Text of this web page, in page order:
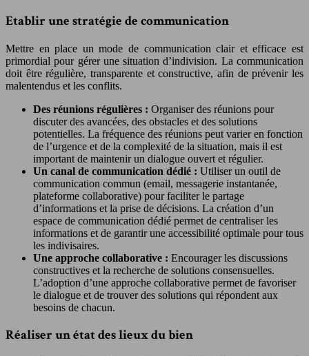
Etablir une stratégie de communication
Mettre en place un mode de communication clair et efficace est
primordial pour gérer une situation d’indivision. La communication
doit être régulière, transparente et constructive, afin de prévenir les
malentendus et les conflits.
Des réunions régulières : Organiser des réunions pour
discuter des avancées, des obstacles et des solutions
potentielles. La fréquence des réunions peut varier en fonction
de l’urgence et de la complexité de la situation, mais il est
important de maintenir un dialogue ouvert et régulier.
Un canal de communication dédié : Utiliser un outil de
communication commun (email, messagerie instantanée,
plateforme collaborative) pour faciliter le partage
d’informations et la prise de décisions. La création d’un
espace de communication dédié permet de centraliser les
informations et de garantir une accessibilité optimale pour tous
les indivisaires.
Une approche collaborative : Encourager les discussions
constructives et la recherche de solutions consensuelles.
L’adoption d’une approche collaborative permet de favoriser
le dialogue et de trouver des solutions qui répondent aux
besoins de chacun.
Réaliser un état des lieux du bien